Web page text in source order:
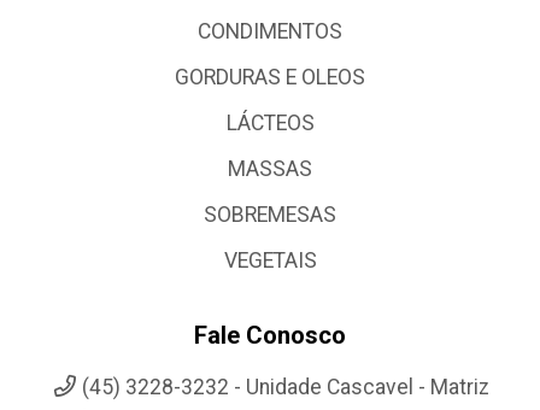
CONDIMENTOS
GORDURAS E OLEOS
LÁCTEOS
MASSAS
SOBREMESAS
VEGETAIS
Fale Conosco
(45) 3228-3232 - Unidade Cascavel - Matriz